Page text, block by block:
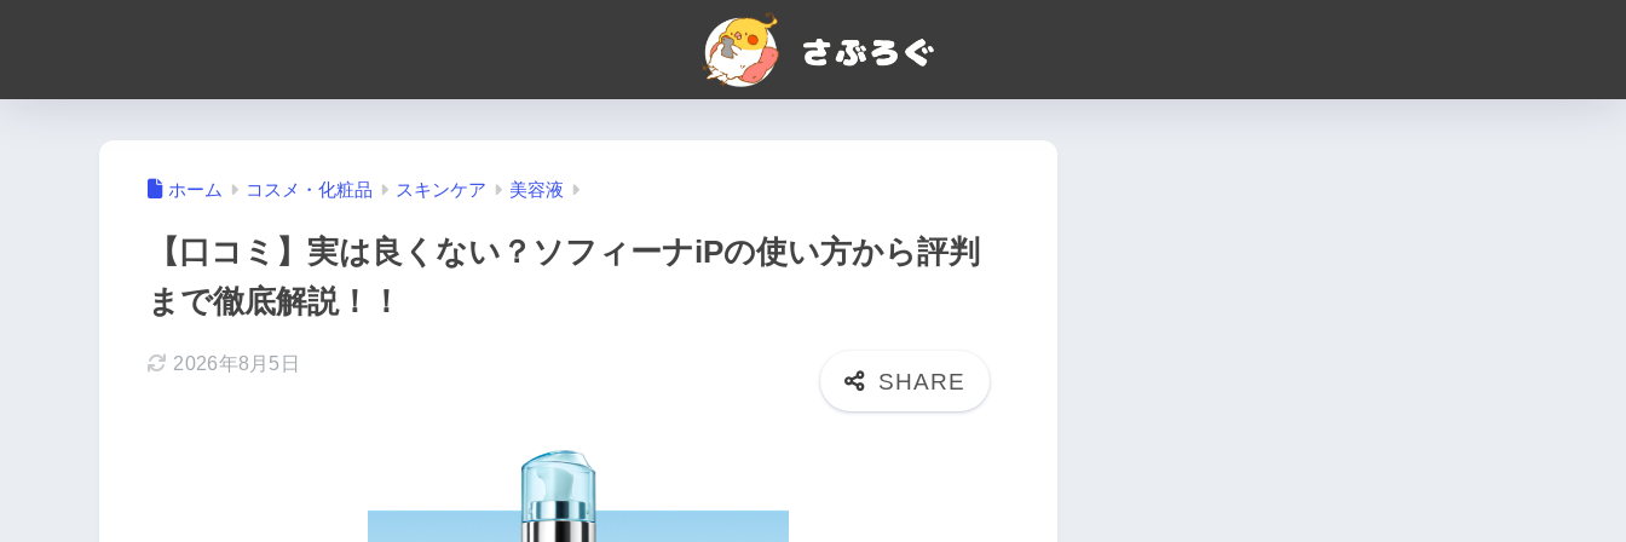
ホーム コスメ・化粧品 スキンケア 美容液
【口コミ】実は良くない？ソフィーナiPの使い方から評判
まで徹底解説！！
2026年8月5日